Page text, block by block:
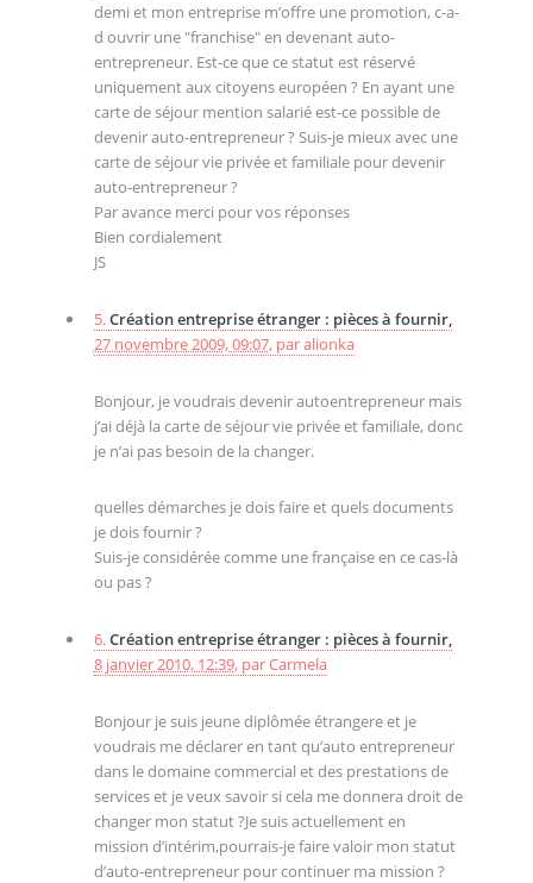
demi et mon entreprise m’offre une promotion, c-a-
d ouvrir une "franchise" en devenant auto-
entrepreneur. Est-ce que ce statut est réservé
uniquement aux citoyens européen ? En ayant une
carte de séjour mention salarié est-ce possible de
devenir auto-entrepreneur ? Suis-je mieux avec une
carte de séjour vie privée et familiale pour devenir
auto-entrepreneur ?
Par avance merci pour vos réponses
Bien cordialement
JS
5.Création entreprise étranger : pièces à fournir,
27 novembre 2009, 09:07, paralionka
Bonjour, je voudrais devenir autoentrepreneur mais
j’ai déjà la carte de séjour vie privée et familiale, donc
je n’ai pas besoin de la changer.
quelles démarches je dois faire et quels documents
je dois fournir ?
Suis-je considérée comme une française en ce cas-là
ou pas ?
6.Création entreprise étranger : pièces à fournir,
8 janvier 2010, 12:39, parCarmela
Bonjour je suis jeune diplômée étrangere et je
voudrais me déclarer en tant qu’auto entrepreneur
dans le domaine commercial et des prestations de
services et je veux savoir si cela me donnera droit de
changer mon statut ?Je suis actuellement en
mission d’intérim,pourrais-je faire valoir mon statut
d’auto-entrepreneur pour continuer ma mission ?